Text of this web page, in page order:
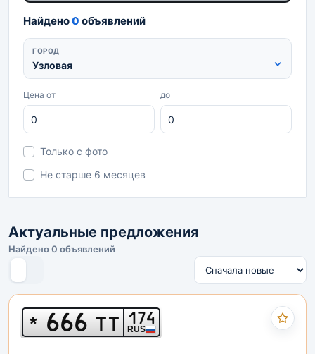
Найдено0 объявлений
ГОРОД
Узловая
Цена от до
Только с фото
Не старше 6 месяцев
Актуальные предложения
Найдено 0 объявлений
* 666 ТТ 174
RUS